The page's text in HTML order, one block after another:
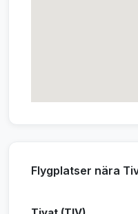
Flygplatser nära